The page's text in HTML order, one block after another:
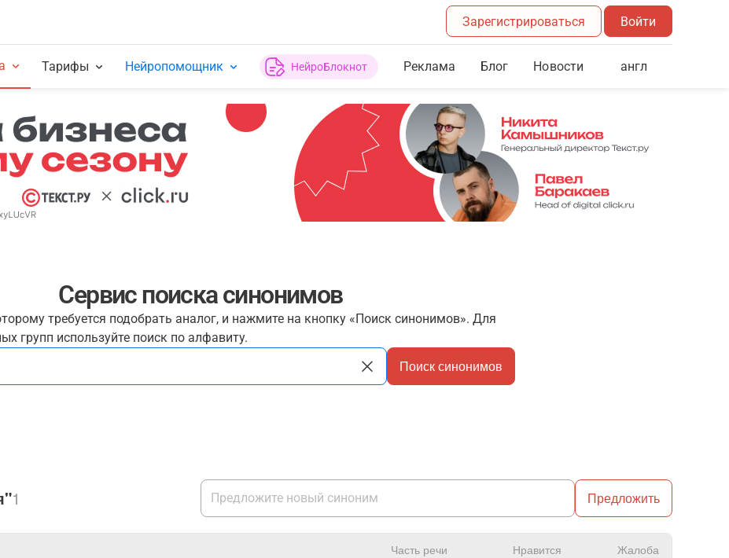
Зарегистрироваться Войти
Тарифы Нейропомощник НейроБлокнот Реклама Блог Новости англ
Сервис поиска синонимов
требуется подобрать аналог, и нажмите на кнопку «Поиск синонимов». Для
групп используйте поиск по алфавиту.
Поиск синонимов
1 Предложить
Часть речи Нравится Жалоба